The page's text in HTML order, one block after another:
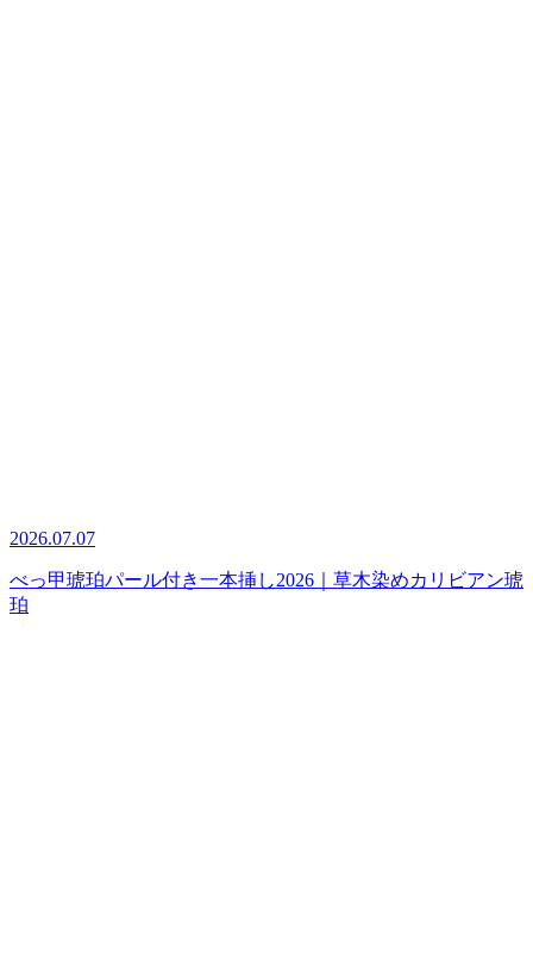
2026.07.07
べっ甲琥珀パール付き一本挿し2026｜草木染めカリビアン琥
珀